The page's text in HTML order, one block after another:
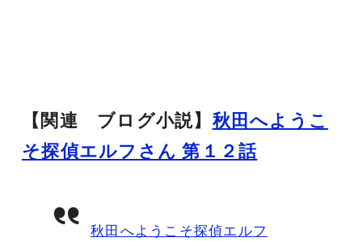
【関連 ブログ小説】 秋田へようこ
そ探偵エルフさん 第１２話
秋田へようこそ探偵エルフ